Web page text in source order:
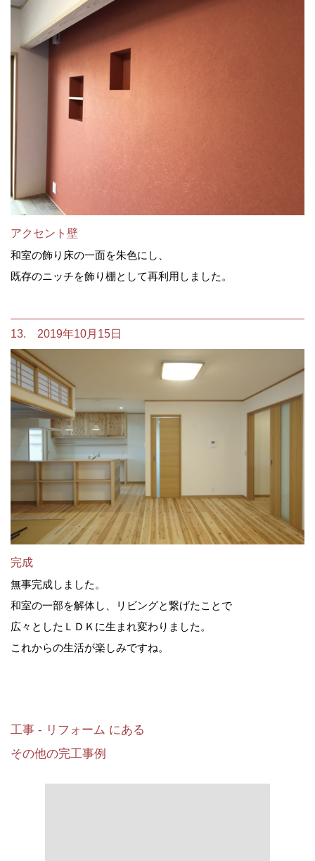
アクセント壁
和室の飾り床の一面を朱色にし、
既存のニッチを飾り棚として再利用しました。
13. 2019年10月15日
完成
無事完成しました。
和室の一部を解体し、リビングと繋げたことで
広々としたＬＤＫに生まれ変わりました。
これからの生活が楽しみですね。
工事 - リフォーム にある
その他の完工事例